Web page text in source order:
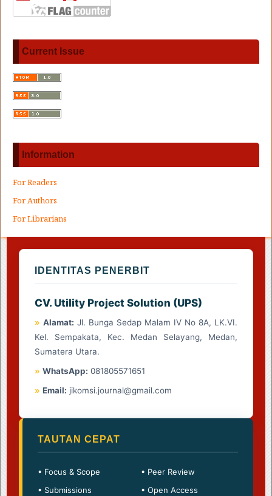
Current Issue
Information
For Readers
For Authors
For Librarians
IDENTITAS PENERBIT
CV. Utility Project Solution (UPS)
» Alamat: Jl. Bunga Sedap Malam IV No 8A, LK.VI.
Kel. Sempakata, Kec. Medan Selayang, Medan,
Sumatera Utara.
» WhatsApp: 081805571651
» Email: jikomsi.journal@gmail.com
TAUTAN CEPAT
• Focus & Scope
• Peer Review
• Submissions
• Open Access